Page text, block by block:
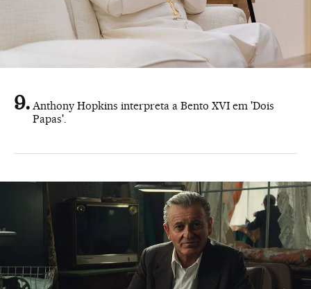
Anthony Hopkins interpreta a Bento XVI em 'Dois
Papas'.